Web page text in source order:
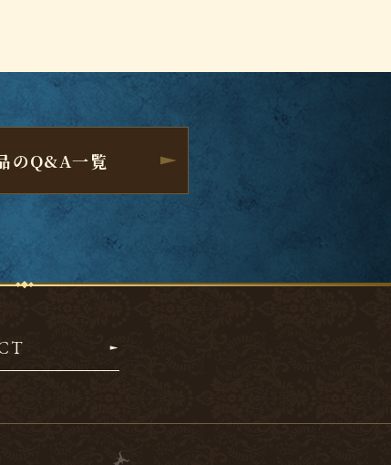
のQ&A一覧